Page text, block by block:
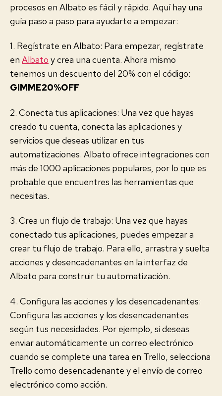
procesos en Albato es fácil y rápido. Aquí hay una
guía paso a paso para ayudarte a empezar:
1. Regístrate en Albato: Para empezar, regístrate
en Albato y crea una cuenta. Ahora mismo
tenemos un descuento del 20% con el código:
GIMME20%OFF
2. Conecta tus aplicaciones: Una vez que hayas
creado tu cuenta, conecta las aplicaciones y
servicios que deseas utilizar en tus
automatizaciones. Albato ofrece integraciones con
más de 1000 aplicaciones populares, por lo que es
probable que encuentres las herramientas que
necesitas.
3. Crea un flujo de trabajo: Una vez que hayas
conectado tus aplicaciones, puedes empezar a
crear tu flujo de trabajo. Para ello, arrastra y suelta
acciones y desencadenantes en la interfaz de
Albato para construir tu automatización.
4. Configura las acciones y los desencadenantes:
Configura las acciones y los desencadenantes
según tus necesidades. Por ejemplo, si deseas
enviar automáticamente un correo electrónico
cuando se complete una tarea en Trello, selecciona
Trello como desencadenante y el envío de correo
electrónico como acción.